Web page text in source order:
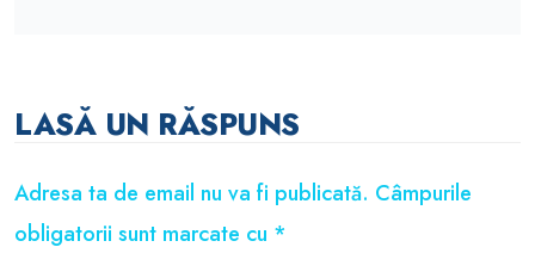
LASĂ UN RĂSPUNS
Adresa ta de email nu va fi publicată. Câmpurile
obligatorii sunt marcate cu *